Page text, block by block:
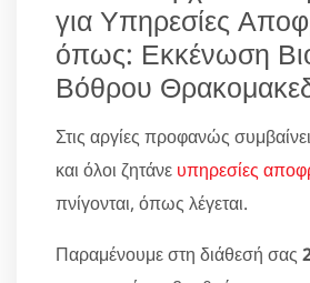
για Υπηρεσίες
όπως: Εκκένωση
Βόθρου
Στις αργίες προφανώς
και όλοι ζητάνε υπηρεσίες
πνίγονται, όπως λέγεται.
Παραμένουμε στη διάθεσή σας